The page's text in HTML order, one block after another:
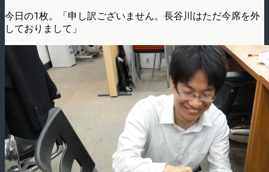
今日の1枚。「申し訳ございません。長谷川はただ今席を外
しておりまして」